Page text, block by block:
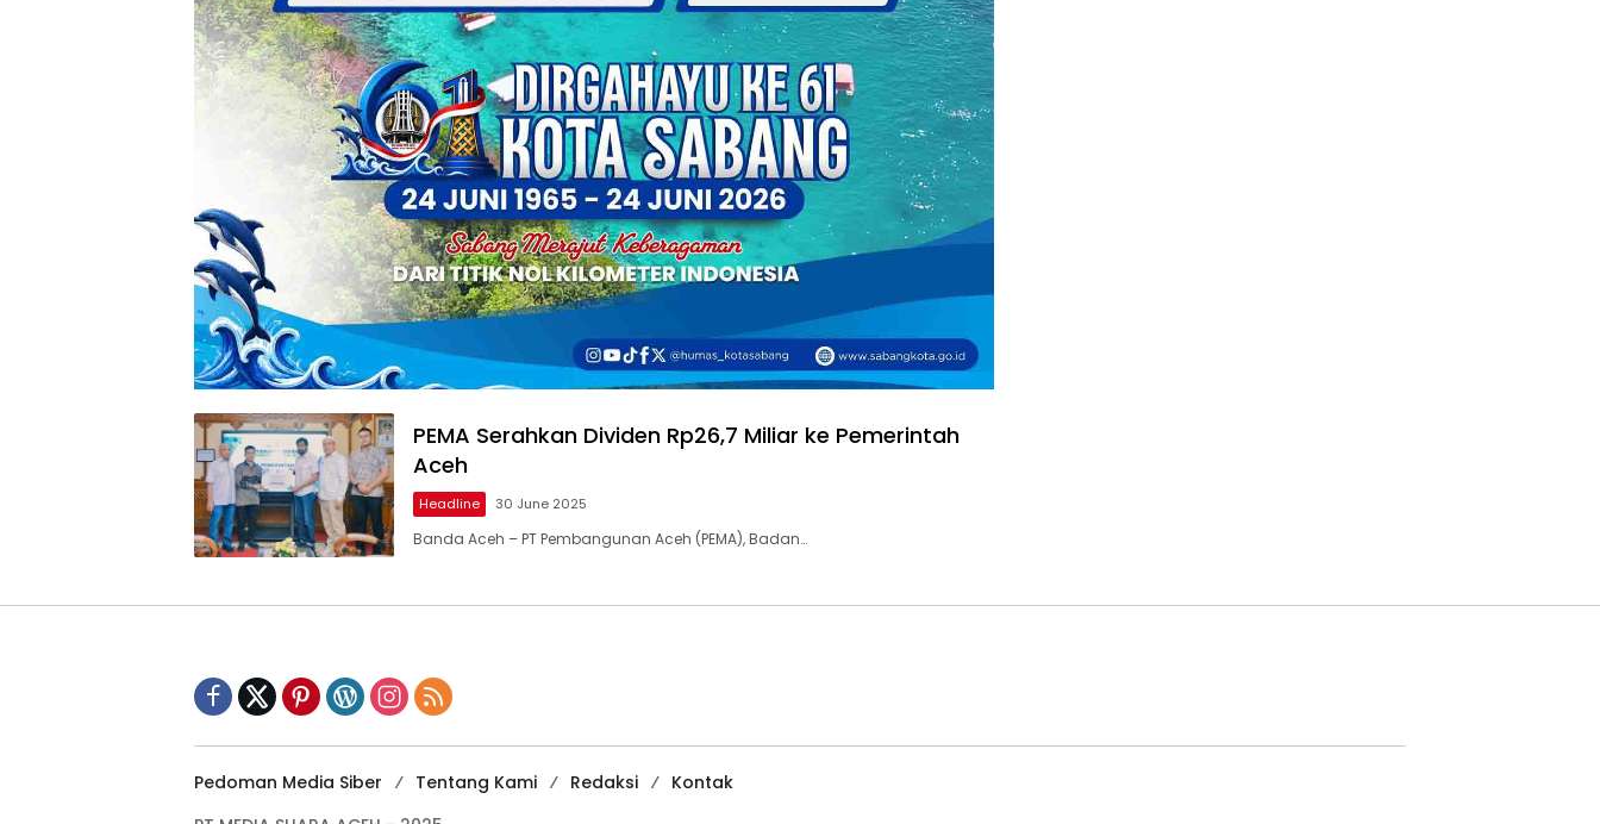
PEMA Serahkan Dividen Rp26,7 Miliar ke Pemerintah
Aceh
Headline 30 June 2025
Banda Aceh – PT Pembangunan Aceh (PEMA), Badan…
Pedoman Media Siber Tentang Kami Redaksi
Kontak